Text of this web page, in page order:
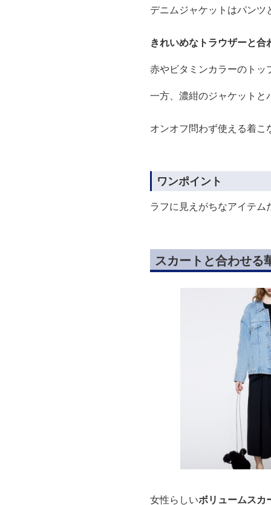
デニムジャケットはパンツ
きれいめなトラウザーと
赤やビタミンカラーのトッ
一方、濃紺のジャケットと
オンオフ問わず使える着こ
ワンポイント
ラフに見えがちなアイテム
スカートと合わせる
女性らしいボリュームスカ